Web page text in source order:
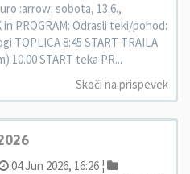
:arrow: sobota, 13.6.,
PROGRAM: Odrasli teki/pohod:
TOPLICA 8:45 START TRAILA
10.00 START teka PR...
Skoči na prispevek
04 Jun 2026, 16:26 ¦